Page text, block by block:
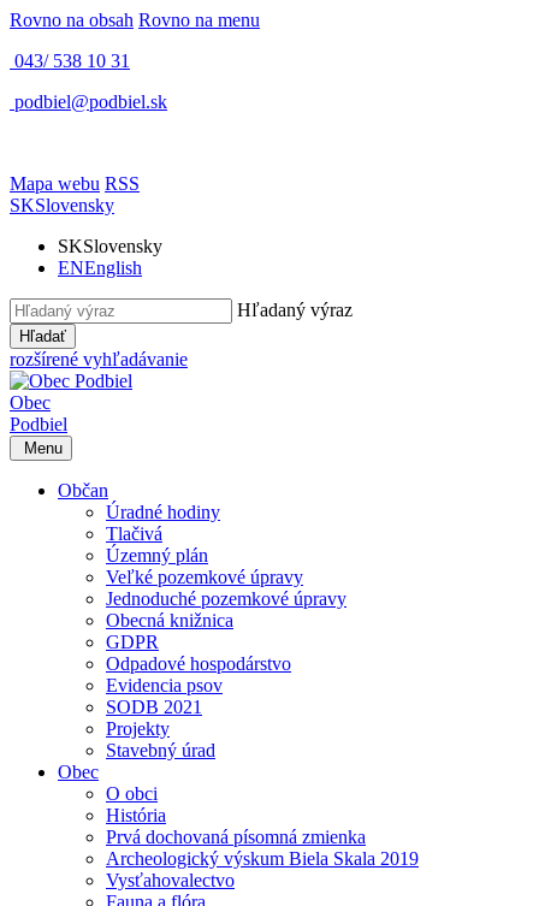
Rovno na obsah Rovno na menu
043/ 538 10 31
podbiel@podbiel.sk
Mapa webu RSS
SKSlovensky
SKSlovensky
ENEnglish
Hľadaný výraz
Hľadať
rozšírené vyhľadávanie
Obec
Podbiel
Menu
Občan
Úradné hodiny
Tlačivá
Územný plán
Veľké pozemkové úpravy
Jednoduché pozemkové úpravy
Obecná knižnica
GDPR
Odpadové hospodárstvo
Evidencia psov
SODB 2021
Projekty
Stavebný úrad
Obec
O obci
História
Prvá dochovaná písomná zmienka
Archeologický výskum Biela Skala 2019
Vysťahovalectvo
Fauna a flóra